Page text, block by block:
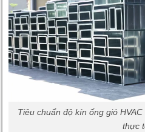
Tiêu chuẩn độ kín ống gió
thực